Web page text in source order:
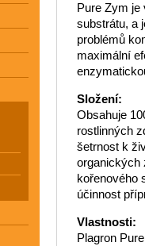
Pure Zym je
substrátu, a
problémů
maximální
Složení:
Obsahuje
rostlinných
šetrnost k
organických
kořenového
účinnost
Vlastnosti:
Plagron